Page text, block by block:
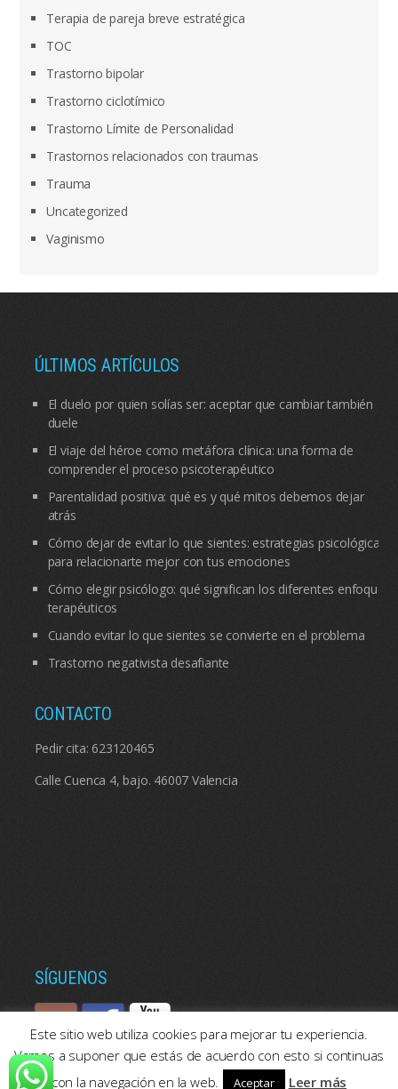
Terapia de pareja breve estratégica
TOC
Trastorno bipolar
Trastorno ciclotímico
Trastorno Límite de Personalidad
Trastornos relacionados con traumas
Trauma
Uncategorized
Vaginismo
ÚLTIMOS ARTÍCULOS
El duelo por quien solías ser: aceptar que cambiar también
duele
El viaje del héroe como metáfora clínica: una forma de
comprender el proceso psicoterapéutico
Parentalidad positiva: qué es y qué mitos debemos dejar
atrás
Cómo dejar de evitar lo que sientes: estrategias psicológicas
para relacionarte mejor con tus emociones
Cómo elegir psicólogo: qué significan los diferentes enfoques
terapéuticos
Cuando evitar lo que sientes se convierte en el problema
Trastorno negativista desafiante
CONTACTO
Pedir cita: 623120465
Calle Cuenca 4, bajo. 46007 Valencia
SÍGUENOS
© 2026: Psicologos Valencia | Consulta de psicología en Valencia
Este sitio web utiliza cookies para mejorar tu experiencia.
Vamos a suponer que estás de acuerdo con esto si continuas
con la navegación en la web.
Aceptar Leer más